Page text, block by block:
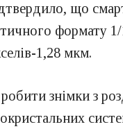
що
формату 1/
1,28 мкм.
знімки з